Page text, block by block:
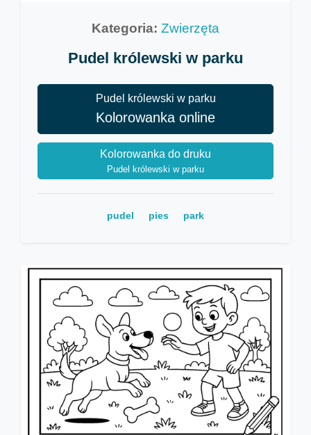
Kategoria: Zwierzęta
Pudel królewski w parku
Pudel królewski w parku
Kolorowanka online
Kolorowanka do druku
Pudel królewski w parku
pudel pies park